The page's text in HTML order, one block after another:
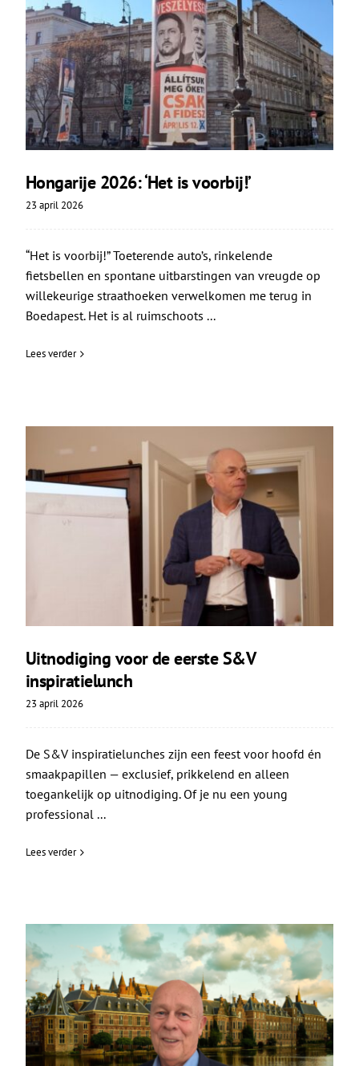
Hongarije 2026: ‘Het is voorbij!’
23 april 2026
“Het is voorbij!” Toeterende auto’s, rinkelende
fietsbellen en spontane uitbarstingen van vreugde op
willekeurige straathoeken verwelkomen me terug in
Boedapest. Het is al ruimschoots ...
Lees verder
Uitnodiging voor de eerste S&V
inspiratielunch
23 april 2026
De S&V inspiratielunches zijn een feest voor hoofd én
smaakpapillen — exclusief, prikkelend en alleen
toegankelijk op uitnodiging. Of je nu een young
professional ...
Lees verder